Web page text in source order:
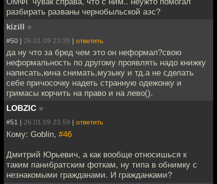
разбирать разваны чернобыльской аэс?
kizill »
#50 | 26.01.09 23:39 | ответить
да ну что за бред чем это он неформал?свою
неформальность по другому проявлять надо книжку
написать,кина снимать,музыку и тд.а не сделать
себе причосочку надеть странную одежонку и
гримасы корчить на право и на лево().
LOBZIC »
#51 | 26.01.09 23:59 | ответить
Кому: Goblin, #46
Дмитрий Юрьевич, а как вообще относишься к
таким панибратским фоткам, ну типа в обнимку с
незнакомыми гражданами. И гражданками?